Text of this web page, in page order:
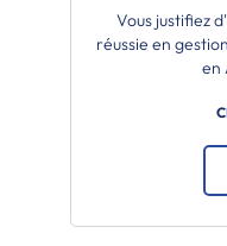
Vous justifiez
réussie en
en